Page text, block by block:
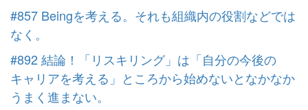
#857 Beingを考える。それも組織内の役割などでは
なく。
#892 結論！「リスキリング」は「自分の今後の
キャリアを考える」ところから始めないとなかなか
うまく進まない。